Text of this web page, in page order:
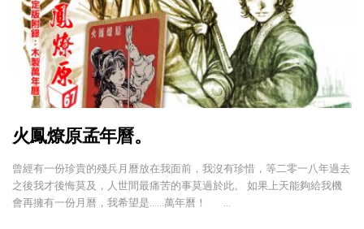
火鳳燎原孟年曆。
曾經有一份珍貴的殘兵月曆放在我面前，我沒有珍惜，等二零一八年過去
之後我才後悔莫及，人世間最痛苦的事莫過於此。 如果上天能夠給我機
會再擁有一份月曆，我希望是……萬年曆！ …